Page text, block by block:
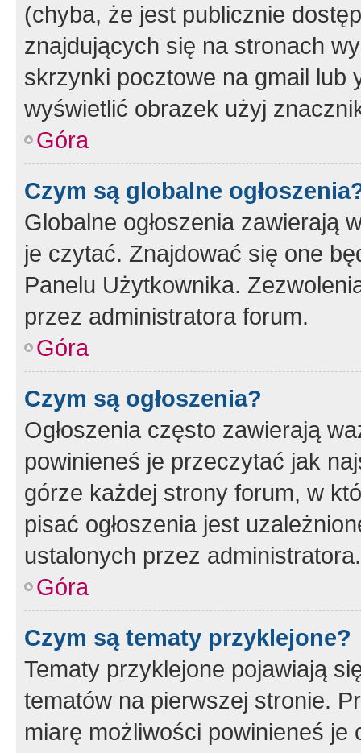
(chyba, że jest publicznie
znajdujących się na stronach
skrzynki pocztowe na gmail lub
wyświetlić obrazek użyj
Góra
Czym są globalne
Globalne ogłoszenia zawierają
je czytać. Znajdować się one
Panelu Użytkownika.
przez administratora forum.
Góra
Czym są ogłoszenia?
Ogłoszenia często zawierają
powinieneś je przeczytać jak
górze każdej strony forum, w
pisać ogłoszenia jest
ustalonych przez administratora.
Góra
Czym są tematy przyklejone?
Tematy przyklejone pojawiają
tematów na pierwszej stronie.
miarę możliwości powinieneś je